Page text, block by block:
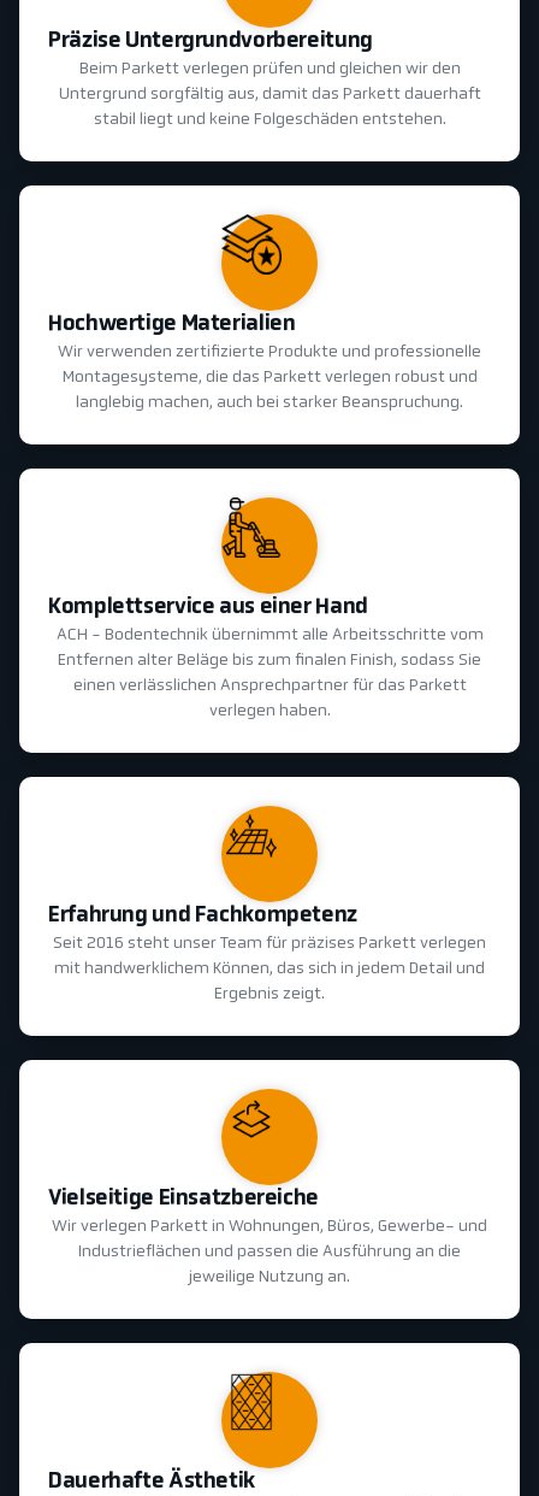
Präzise Untergrundvorbereitung
Beim Parkett verlegen prüfen und gleichen wir den
Untergrund sorgfältig aus, damit das Parkett dauerhaft
stabil liegt und keine Folgeschäden entstehen.
Hochwertige Materialien
Wir verwenden zertifizierte Produkte und professionelle
Montagesysteme, die das Parkett verlegen robust und
langlebig machen, auch bei starker Beanspruchung.
Komplettservice aus einer Hand
ACH - Bodentechnik übernimmt alle Arbeitsschritte vom
Entfernen alter Beläge bis zum finalen Finish, sodass Sie
einen verlässlichen Ansprechpartner für das Parkett
verlegen haben.
Erfahrung und Fachkompetenz
Seit 2016 steht unser Team für präzises Parkett verlegen
mit handwerklichem Können, das sich in jedem Detail und
Ergebnis zeigt.
Vielseitige Einsatzbereiche
Wir verlegen Parkett in Wohnungen, Büros, Gewerbe- und
Industrieflächen und passen die Ausführung an die
jeweilige Nutzung an.
Dauerhafte Ästhetik